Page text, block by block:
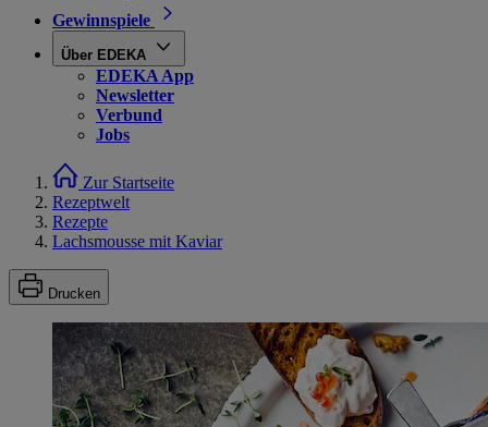
Gewinnspiele
Über EDEKA
EDEKA App
Newsletter
Verbund
Jobs
Zur Startseite
Rezeptwelt
Rezepte
Lachsmousse mit Kaviar
Drucken